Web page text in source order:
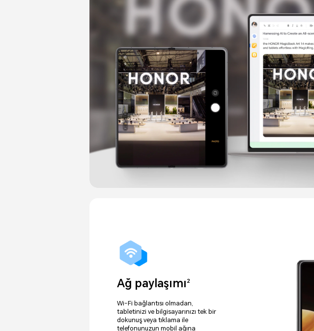
Ağ paylaşımı 2
Wi-Fi bağlantısı olmadan,
tabletinizi ve bilgisayarınızı tek bir
dokunuş veya tıklama ile
telefonunuzun mobil ağına